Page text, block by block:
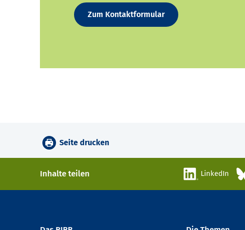
Zum Kontaktformular
Seite drucken
Inhalte teilen LinkedIn